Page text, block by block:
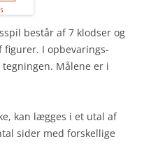
består af 7 klodser og
figurer. I opbevarings­
Målene er i
kan lægges i et utal af
sider med forskellige